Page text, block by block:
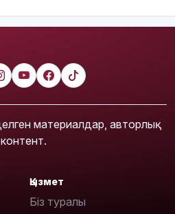
материалдар, авторлық
Қызмет
Біз туралы